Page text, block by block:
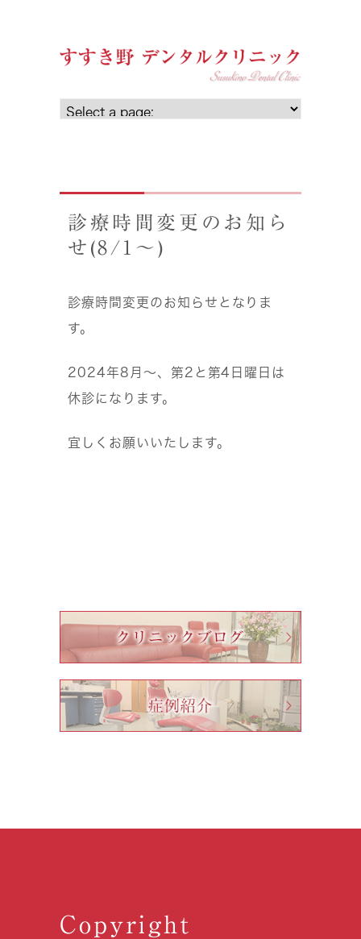
診療時間変更のお知ら
せ(8/1〜)
診療時間変更のお知らせとなりま
す。
2024年8月〜、第2と第4日曜日は
休診になります。
宜しくお願いいたします。
Copyright